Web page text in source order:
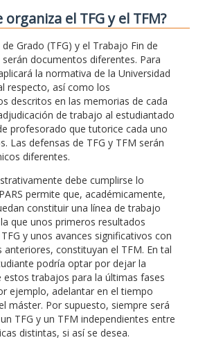
organiza el TFG y el TFM?
Grado (TFG) y el Trabajo Fin de
documentos diferentes. Para
la normativa de la Universidad
respecto, así como los
descritos en las memorias de cada
de trabajo al estudiantado
profesorado que tutorice cada uno
Las defensas de TFG y TFM serán
diferentes.
debe cumplirse lo
permite que, académicamente,
constituir una línea de trabajo
que unos primeros resultados
y unos avances significativos con
anteriores, constituyan el TFM. En tal
podría optar por dejar la
estos trabajos para la últimas fases
ejemplo, adelantar en el tiempo
máster. Por supuesto, siempre será
TFG y un TFM independientes entre
distintas, si así se desea.